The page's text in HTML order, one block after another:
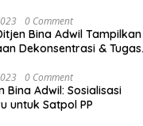
0 Comment
Bina Adwil Tampilkan
Dekonsentrasi & Tugas
0 Comment
Bina Adwil: Sosialisasi
untuk Satpol PP